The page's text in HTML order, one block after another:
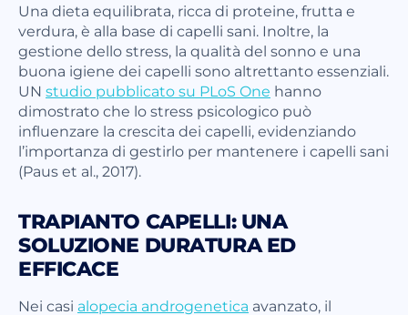
Una dieta equilibrata, ricca di proteine, frutta e
verdura, è alla base di capelli sani. Inoltre, la
gestione dello stress, la qualità del sonno e una
buona igiene dei capelli sono altrettanto essenziali.
UN studio pubblicato su PLoS One hanno
dimostrato che lo stress psicologico può
influenzare la crescita dei capelli, evidenziando
l’importanza di gestirlo per mantenere i capelli sani
(Paus et al., 2017).
TRAPIANTO CAPELLI: UNA
SOLUZIONE DURATURA ED
EFFICACE
Nei casi alopecia androgenetica avanzato, il